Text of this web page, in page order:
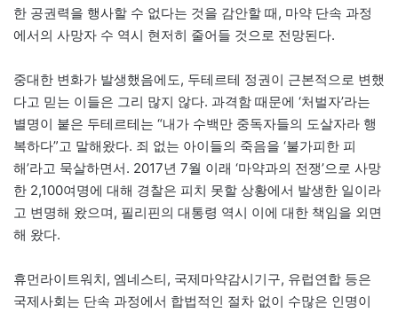
한 공권력을 행사할 수 없다는 것을 감안할 때, 마약 단속 과정
에서의 사망자 수 역시 현저히 줄어들 것으로 전망된다.
중대한 변화가 발생했음에도, 두테르테 정권이 근본적으로 변했
다고 믿는 이들은 그리 많지 않다. 과격함 때문에 ‘처벌자’라는
별명이 붙은 두테르테는 “내가 수백만 중독자들의 도살자라 행
복하다”고 말해왔다. 죄 없는 아이들의 죽음을 ‘불가피한 피
해’라고 묵살하면서. 2017년 7월 이래 ‘마약과의 전쟁’으로 사망
한 2,100여명에 대해 경찰은 피치 못할 상황에서 발생한 일이라
고 변명해 왔으며, 필리핀의 대통령 역시 이에 대한 책임을 외면
해 왔다.
휴먼라이트워치, 엠네스티, 국제마약감시기구, 유럽연합 등은
국제사회는 단속 과정에서 합법적인 절차 없이 수많은 인명이